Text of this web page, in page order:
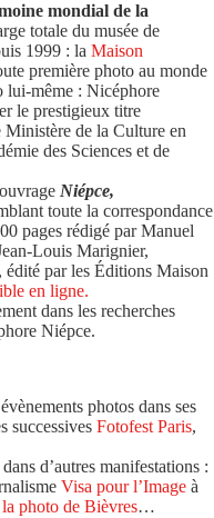
mondial de la
totale du musée de
1999 : la Maison
première photo au monde
lui-même : Nicéphore
le prestigieux titre
Ministère de la Culture en
des Sciences et de
Niépce,
toute la correspondance
pages rédigé par Manuel
Louis Marignier,
par les Éditions Maison
en ligne.
dans les recherches
Niépce.
photos dans ses
successives Fotofest Paris,
d’autres manifestations :
Visa pour l’Image à
photo de Bièvres…